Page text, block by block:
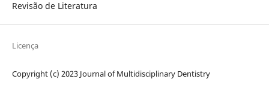
Revisão de Literatura
Licença
Copyright (c) 2023 Journal of Multidisciplinary Dentistry